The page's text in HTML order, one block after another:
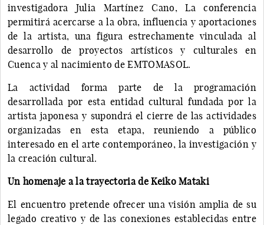
investigadora Julia Martínez Cano, La conferencia
permitirá acercarse a la obra, influencia y aportaciones
de la artista, una figura estrechamente vinculada al
desarrollo de proyectos artísticos y culturales en
Cuenca y al nacimiento de EMTOMASOL.
La actividad forma parte de la programación
desarrollada por esta entidad cultural fundada por la
artista japonesa y supondrá el cierre de las actividades
organizadas en esta etapa, reuniendo a público
interesado en el arte contemporáneo, la investigación y
la creación cultural.
Un homenaje a la trayectoria de Keiko Mataki
El encuentro pretende ofrecer una visión amplia de su
legado creativo y de las conexiones establecidas entre